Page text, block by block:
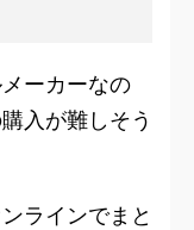
ーカーなの
入が難しそう
ラインでまと